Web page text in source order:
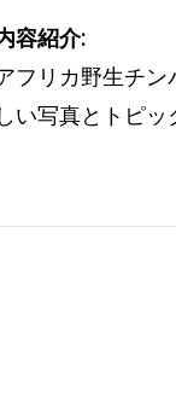
容紹介:
フリカ野生チ
しい写真とトピッ